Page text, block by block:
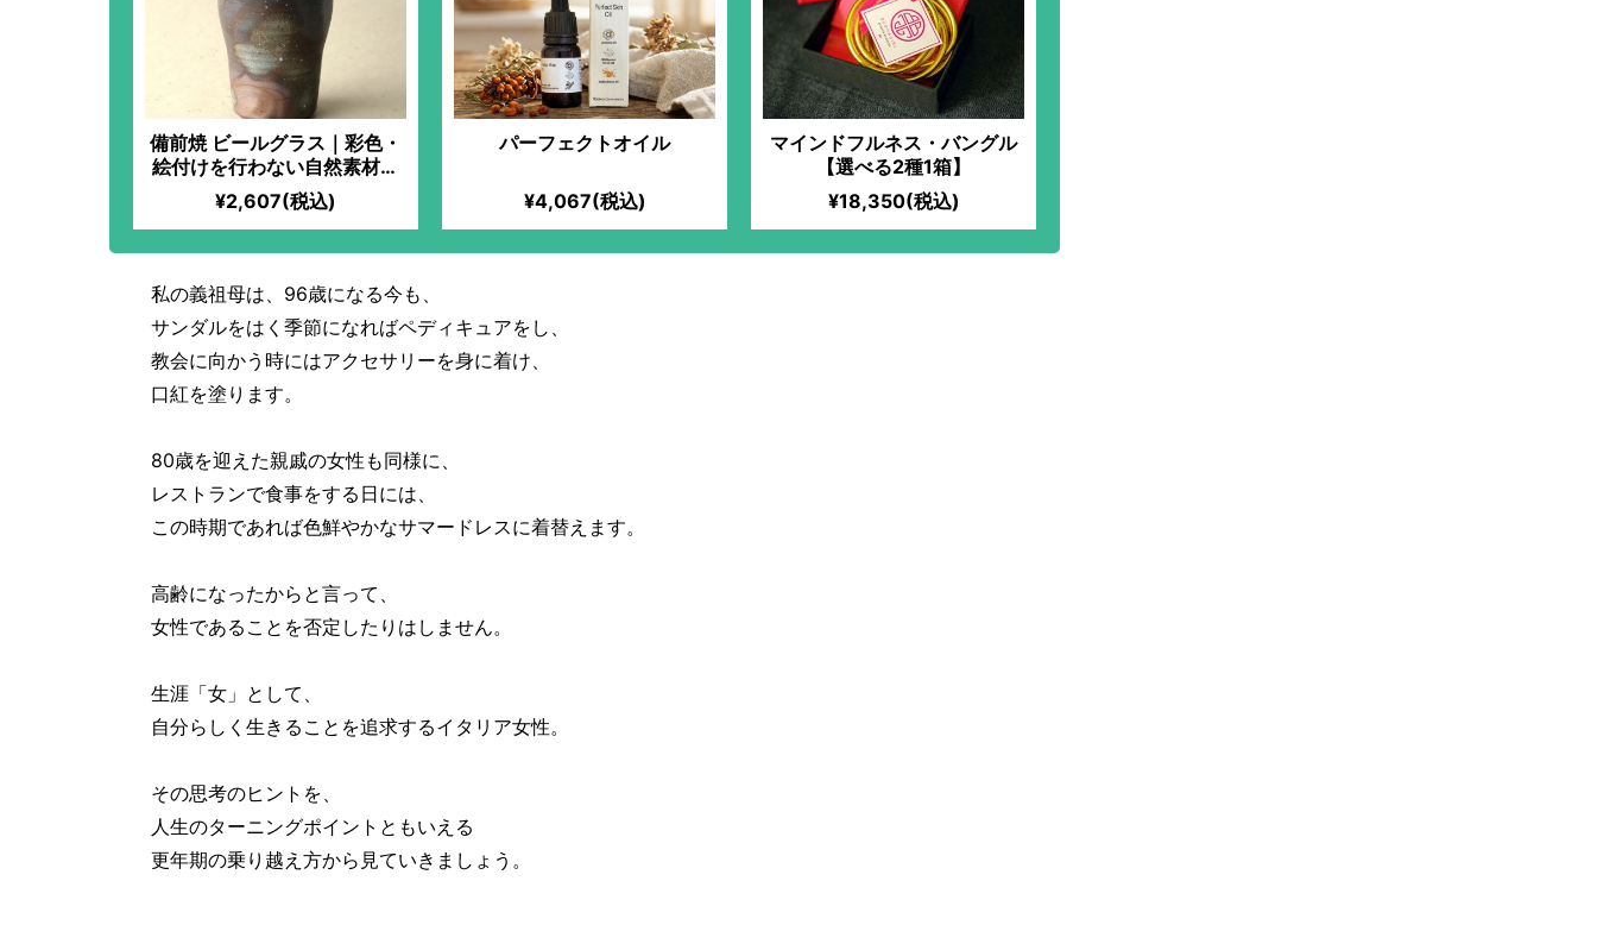
備前焼 ビールグラス｜彩色・
絵付けを行わない自然素材を
活かした焼き物。独特の色味
で、使うたびに風合いが変
け継がれてきた陶技を活かし
て作り上げた力作！ビールが
より美味しく感じられるビー
ルグラス
¥2,607(税込)
パーフェクトオイル
¥4,067(税込)
マインドフルネス・バングル
【選べる2種1箱】
¥18,350(税込)
私の義祖母は、96歳になる今も、
サンダルをはく季節になればペディキュアをし、
教会に向かう時にはアクセサリーを身に着け、
口紅を塗ります。
80歳を迎えた親戚の女性も同様に、
レストランで食事をする日には、
この時期であれば色鮮やかなサマードレスに着替えます。
高齢になったからと言って、
女性であることを否定したりはしません。
生涯「女」として、
自分らしく生きることを追求するイタリア女性。
その思考のヒントを、
人生のターニングポイントともいえる
更年期の乗り越え方から見ていきましょう。